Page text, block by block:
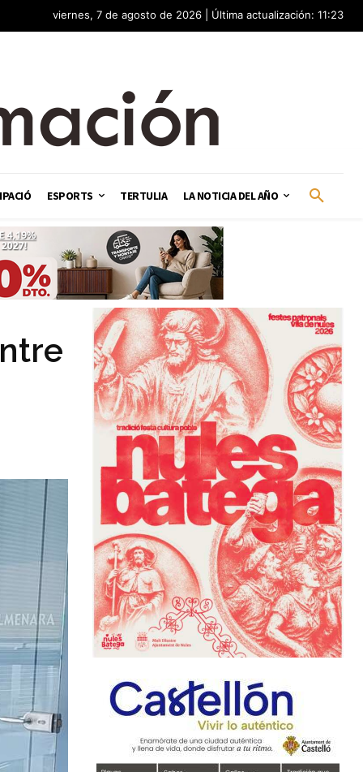
viernes, 7 de agosto de 2026 | Última actualización: 11:23
ESPORTS TERTULIA LA NOTICIA DEL AÑO